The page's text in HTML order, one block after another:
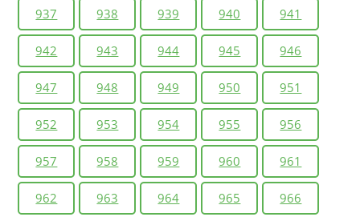
937 938 939 940 941
942 943 944 945 946
947 948 949 950 951
952 953 954 955 956
957 958 959 960 961
962 963 964 965 966